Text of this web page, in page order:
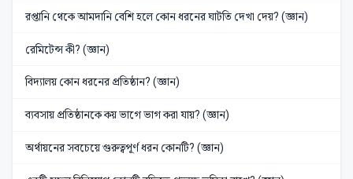
রপ্তানি থেকে আমদানি বেশি হলে কোন ধরনের ঘাটতি দেখা দেয়? (জ্ঞান)
রেমিটেন্স কী? (জ্ঞান)
বিদ্যালয় কোন ধরনের প্রতিষ্ঠান? (জ্ঞান)
ব্যবসায় প্রতিষ্ঠানকে কয় ভাগে ভাগ করা যায়? (জ্ঞান)
অর্থায়নের সবচেয়ে গুরুত্বপূর্ণ ধরন কোনটি? (জ্ঞান)